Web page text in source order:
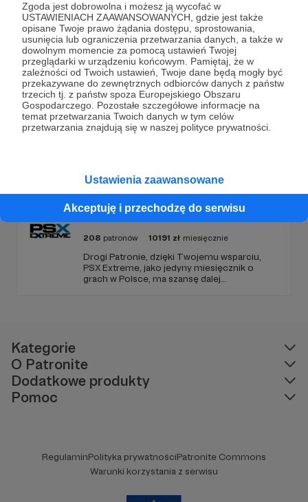
Zgoda jest dobrowolna i możesz ją wycofać w
USTAWIENIACH ZAAWANSOWANYCH, gdzie jest także
opisane Twoje prawo żądania dostępu, sprostowania,
usunięcia lub ograniczenia przetwarzania danych, a także w
dowolnym momencie za pomocą ustawień Twojej
przeglądarki w urządzeniu końcowym. Pamiętaj, że w
zależności od Twoich ustawień, Twoje dane będą mogły być
przekazywane do zewnętrznych odbiorców danych z państw
trzecich tj. z państw spoza Europejskiego Obszaru
Gospodarczego. Pozostałe szczegółowe informacje na
temat przetwarzania Twoich danych w tym celów
przetwarzania znajdują się w naszej polityce prywatności.
Ustawienia zaawansowane
Akceptuję i przechodzę do serwisu
Promowani autorzy
Baniak Baniaka
1628 patronów
Dzięki Patronite Baniak poświęca zawodowe
oglądanych przez tysiące Widzów. Wspiera
poradnikami i prelekcjami.
PSX Extreme
208 patronów 10191 zł miesięcznie
Drogi Patronie, dzięki Twojemu wsparciu,
PSX Extreme, jako jedyny miesięcznik o
grach w Polsce, ma szansę dalej
Kategorie
O Patronite
Dodatkowe produkty
Pomoc
RegulaminPolityka prywatnościPatronite Commons
Warunki korzystania z serwisu